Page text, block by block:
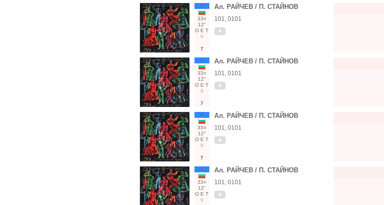
С
33○
12"
О Е Т
9
7
Ал. РАЙЧЕВ / П. СТАЙНОВ
101, 0101
С
33○
12"
О Е Т
9
7
Ал. РАЙЧЕВ / П. СТАЙНОВ
101, 0101
С
33○
12"
О Е Т
9
7
Ал. РАЙЧЕВ / П. СТАЙНОВ
101, 0101
С
33○
12"
О Е Т
9
Ал. РАЙЧЕВ / П. СТАЙНОВ
101, 0101